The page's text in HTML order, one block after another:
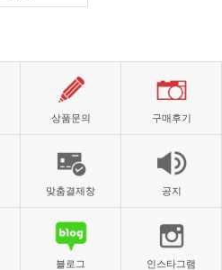
상품문의 구매후기
맞춤결제창 공지
블로그 인스타그램